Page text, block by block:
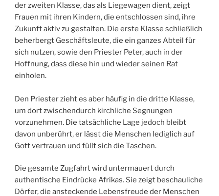
der zweiten Klasse, das als Liegewagen dient, zeigt
Frauen mit ihren Kindern, die entschlossen sind, ihre
Zukunft aktiv zu gestalten. Die erste Klasse schließlich
beherbergt Geschäftsleute, die ein ganzes Abteil für
sich nutzen, sowie den Priester Peter, auch in der
Hoffnung, dass diese hin und wieder seinen Rat
einholen.
Den Priester zieht es aber häufig in die dritte Klasse,
um dort zwischendurch kirchliche Segnungen
vorzunehmen. Die tatsächliche Lage jedoch bleibt
davon unberührt, er lässt die Menschen lediglich auf
Gott vertrauen und füllt sich die Taschen.
Die gesamte Zugfahrt wird untermauert durch
authentische Eindrücke Afrikas. Sie zeigt beschauliche
Dörfer, die ansteckende Lebensfreude der Menschen